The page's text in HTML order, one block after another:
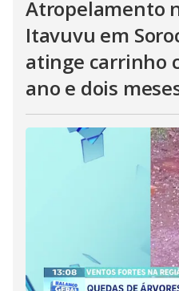
Atropelamento
Itavuvu em
atinge carrinho
ano e dois